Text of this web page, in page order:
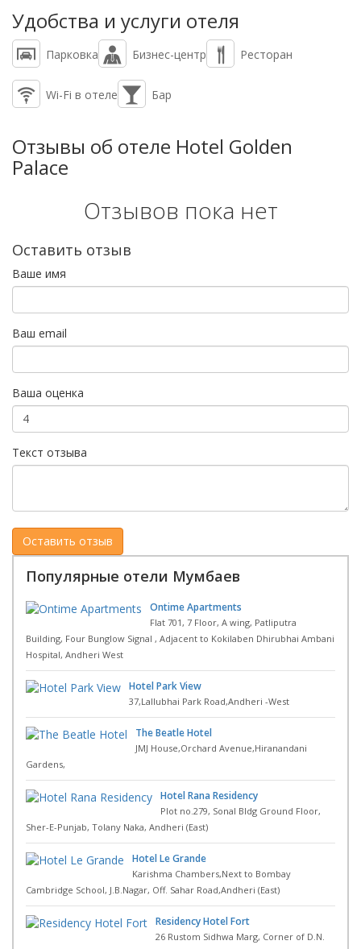
Удобства и услуги отеля
Парковка Бизнес-центр Ресторан
Wi-Fi в отеле Бар
Отзывы об отеле Hotel Golden
Palace
Отзывов пока нет
Оставить отзыв
Ваше имя
Ваш email
Ваша оценка
Текст отзыва
Популярные отели Мумбаев
Ontime Apartments
Flat 701, 7 Floor, A wing, Patliputra
Building, Four Bunglow Signal , Adjacent to Kokilaben Dhirubhai Ambani
Hospital, Andheri West
Hotel Park View
37,Lallubhai Park Road,Andheri -West
The Beatle Hotel
JMJ House,Orchard Avenue,Hiranandani
Gardens,
Hotel Rana Residency
Plot no.279, Sonal Bldg Ground Floor,
Sher-E-Punjab, Tolany Naka, Andheri (East)
Hotel Le Grande
Karishma Chambers,Next to Bombay
Cambridge School, J.B.Nagar, Off. Sahar Road,Andheri (East)
Residency Hotel Fort
26 Rustom Sidhwa Marg, Corner of D.N.